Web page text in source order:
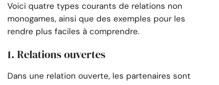
Voici quatre types courants de relations non
monogames, ainsi que des exemples pour les
rendre plus faciles à comprendre.
1. Relations ouvertes
Dans une relation ouverte, les partenaires sont